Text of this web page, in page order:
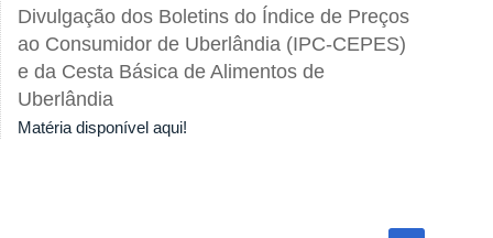
Divulgação dos Boletins do Índice de Preços
ao Consumidor de Uberlândia (IPC-CEPES)
e da Cesta Básica de Alimentos de
Uberlândia
Matéria disponível aqui!